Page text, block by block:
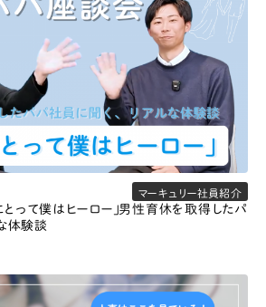
マーキュリー社員紹介
とって僕はヒーロー」男性育休を取得したパ
体験談